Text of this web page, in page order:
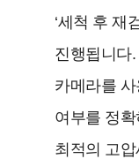
‘세척 후 재
진행됩니다
카메라를
여부를 정
최적의 고